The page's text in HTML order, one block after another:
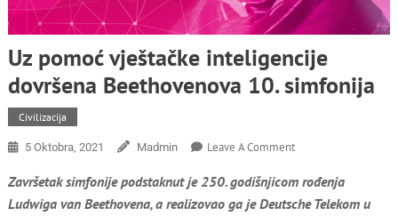
Uz pomoć vještačke inteligencije
dovršena Beethovenova 10. simfonija
Civilizacija
5 Oktobra, 2021 Madmin Leave A CommentOn
Pomoć
Vještačke
Završetak simfonije podstaknut je 250. godišnjicom rođenja
Ludwiga van Beethovena, a realizovao ga je Deutsche Telekom u